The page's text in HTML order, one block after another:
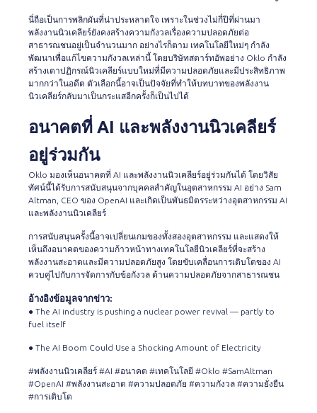
นี่ถือเป็นการพลิกผันที่น่าประหลาดใจ เพราะในช่วงไม่กี่ปีที่ผ่านมา
พลังงานนิวเคลียร์ยังคงสร้างความกังวลเรื่องความปลอดภัยต่อ
สาธารณชนอยู่เป็นจำนวนมาก อย่างไรก็ตาม เทคโนโลยีใหม่ๆ กำลัง
พัฒนาเพื่อแก้ไขความกังวลเหล่านี้ โดยบริษัทสตาร์ทอัพอย่าง Oklo กำลัง
สร้างเตาปฏิกรณ์นิวเคลียร์แบบใหม่ที่มีความปลอดภัยและมีประสิทธิภาพ
มากกว่าในอดีต ตัวเลือกนี้อาจเป็นปัจจัยที่ทำให้บทบาทของพลังงาน
นิวเคลียร์กลับมาเป็นกระแสอีกครั้งก็เป็นไปได้
อนาคตที่ AI และพลังงานนิวเคลียร์
อยู่ร่วมกัน
Oklo มองเห็นอนาคตที่ AI และพลังงานนิวเคลียร์อยู่ร่วมกันได้ โดยวิสัย
ทัศน์นี้ได้รับการสนับสนุนจากบุคคลสำคัญในอุตสาหกรรม AI อย่าง Sam
Altman, CEO ของ OpenAI และเกิดเป็นพันธมิตรระหว่างอุตสาหกรรม AI
และพลังงานนิวเคลียร์
การสนับสนุนครั้งนี้อาจเปลี่ยนเกมของทั้งสองอุตสาหกรรม และแสดงให้
เห็นถึงอนาคตของความก้าวหน้าทางเทคโนโลยีนิวเคลียร์ที่จะสร้าง
พลังงานสะอาดและมีความปลอดภัยสูง โดยขับเคลื่อนการเติบโตของ AI
ควบคู่ไปกับการจัดการกับข้อกังวล ด้านความปลอดภัยจากสาธารณชน
อ้างอิงข้อมูลจากข่าว:
● The AI industry is pushing a nuclear power revival — partly to
fuel itself
● The AI Boom Could Use a Shocking Amount of Electricity
#พลังงานนิวเคลียร์ #AI #อนาคต #เทคโนโลยี #Oklo #SamAltman
#OpenAI #พลังงานสะอาด #ความปลอดภัย #ความกังวล #ความยั่งยืน
#การเติบโต